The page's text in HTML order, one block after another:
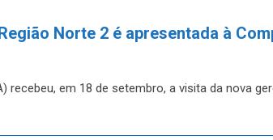
Norte 2 é apresentada à
recebeu, em 18 de setembro, a visita da nova